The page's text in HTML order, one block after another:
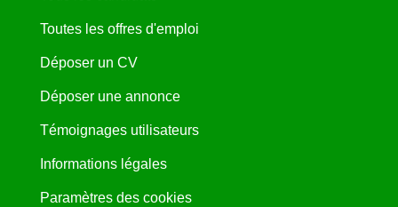
Toutes les offres d'emploi
Déposer un CV
Déposer une annonce
Témoignages utilisateurs
Informations légales
Paramètres des cookies